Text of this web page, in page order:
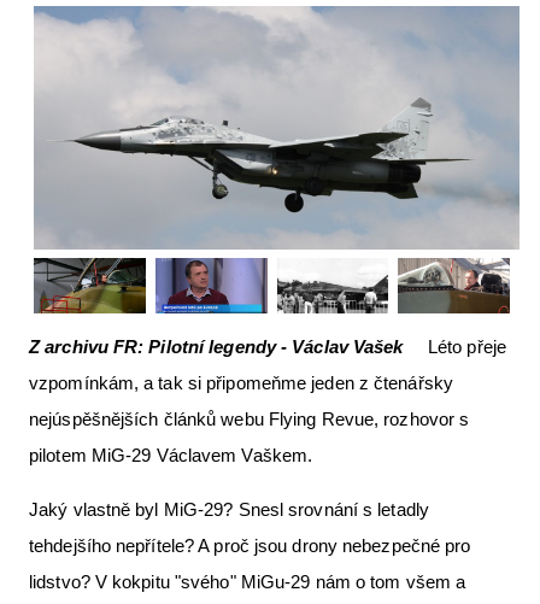
Z archivu FR: Pilotní legendy - Václav Vašek Léto přeje
vzpomínkám, a tak si připomeňme jeden z čtenářsky
nejúspěšnějších článků webu Flying Revue, rozhovor s
pilotem MiG-29 Václavem Vaškem.
Jaký vlastně byl MiG-29? Snesl srovnání s letadly
tehdejšího nepřítele? A proč jsou drony nebezpečné pro
lidstvo? V kokpitu "svého" MiGu-29 nám o tom všem a
Pro piloty
Letecká videa
Aktuální FR + archiv
Letecká muzea
VFR Communication app
The SAFE Guide app
Nabídky práce v letectví
Inzerujte s námi
E-SHOP